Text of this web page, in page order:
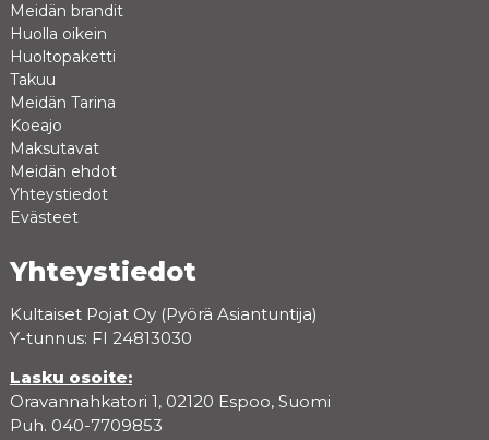
Meidän brandit
Huolla oikein
Huoltopaketti
Takuu
Meidän Tarina
Koeajo
Maksutavat
Meidän ehdot
Yhteystiedot
Evästeet
Yhteystiedot
Kultaiset Pojat Oy (Pyörä Asiantuntija)
Y-tunnus: FI 24813030
Lasku osoite:
Oravannahkatori 1, 02120 Espoo, Suomi
Puh. 040-7709853